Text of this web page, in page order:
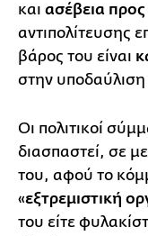
και ασέβεια
αντιπολίτευσης
βάρος του είναι
στην υποδαύλιση
Οι πολιτικοί
διασπαστεί, σε
του, αφού το
«εξτρεμιστική
του είτε